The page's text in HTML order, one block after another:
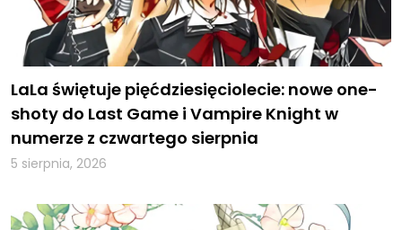
LaLa świętuje pięćdziesięciolecie: nowe one-
shoty do Last Game i Vampire Knight w
numerze z czwartego sierpnia
5 sierpnia, 2026